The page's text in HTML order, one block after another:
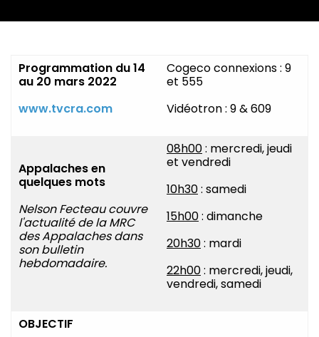
Programmation du14
au 20 mars 2022
www.tvcra.com
Cogeco connexions : 9
et 555
Vidéotron : 9 & 609
Appalaches en
quelques mots
Nelson Fecteau couvre
l'actualité de la MRC
des Appalaches dans
son bulletin
hebdomadaire.
08h00: mercredi, jeudi
et vendredi
10h30: samedi
15h00: dimanche
20h30: mardi
22h00: mercredi, jeudi,
vendredi, samedi
OBJECTIF